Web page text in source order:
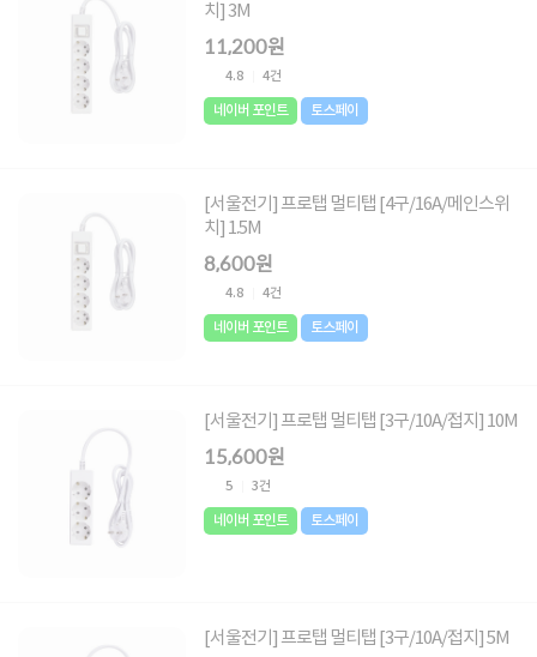
치] 3M
11,200원
4.8 4건
네이버 포인트 토스페이
[서울전기] 프로탭 멀티탭 [4구/16A/메인스위
치] 1.5M
8,600원
4.8 4건
네이버 포인트 토스페이
[서울전기] 프로탭 멀티탭 [3구/10A/접지] 10M
15,600원
5 3건
네이버 포인트 토스페이
[서울전기] 프로탭 멀티탭 [3구/10A/접지] 5M